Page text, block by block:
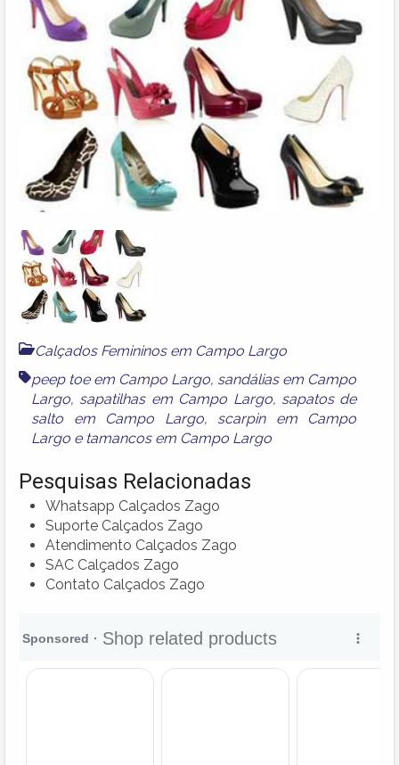
Calçados Femininos em Campo Largo
peep toe em Campo Largo, sandálias em Campo
Largo, sapatilhas em Campo Largo, sapatos de
salto em Campo Largo, scarpin em Campo
Largo e tamancos em Campo Largo
Pesquisas Relacionadas
Whatsapp Calçados Zago
Suporte Calçados Zago
Atendimento Calçados Zago
SAC Calçados Zago
Contato Calçados Zago